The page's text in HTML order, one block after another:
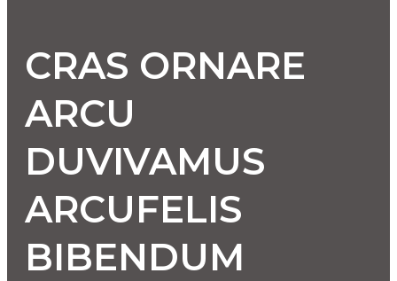
CRAS ORNARE
ARCU
DUVIVAMUS
ARCUFELIS
BIBENDUM